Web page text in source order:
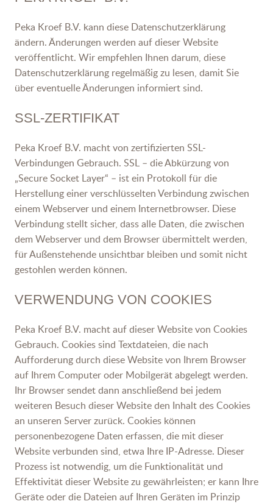
Peka Kroef B.V. kann diese Datenschutzerklärung
ändern. Änderungen werden auf dieser Website
veröffentlicht. Wir empfehlen Ihnen darum, diese
Datenschutzerklärung regelmäßig zu lesen, damit Sie
über eventuelle Änderungen informiert sind.
SSL-ZERTIFIKAT
Peka Kroef B.V. macht von zertifizierten SSL-
Verbindungen Gebrauch. SSL – die Abkürzung von
„Secure Socket Layer“ – ist ein Protokoll für die
Herstellung einer verschlüsselten Verbindung zwischen
einem Webserver und einem Internetbrowser. Diese
Verbindung stellt sicher, dass alle Daten, die zwischen
dem Webserver und dem Browser übermittelt werden,
für Außenstehende unsichtbar bleiben und somit nicht
gestohlen werden können.
VERWENDUNG VON COOKIES
Peka Kroef B.V. macht auf dieser Website von Cookies
Gebrauch. Cookies sind Textdateien, die nach
Aufforderung durch diese Website von Ihrem Browser
auf Ihrem Computer oder Mobilgerät abgelegt werden.
Ihr Browser sendet dann anschließend bei jedem
weiteren Besuch dieser Website den Inhalt des Cookies
an unseren Server zurück. Cookies können
personenbezogene Daten erfassen, die mit dieser
Website verbunden sind, etwa Ihre IP-Adresse. Dieser
Prozess ist notwendig, um die Funktionalität und
Effektivität dieser Website zu gewährleisten; er kann Ihre
Geräte oder die Dateien auf Ihren Geräten im Prinzip